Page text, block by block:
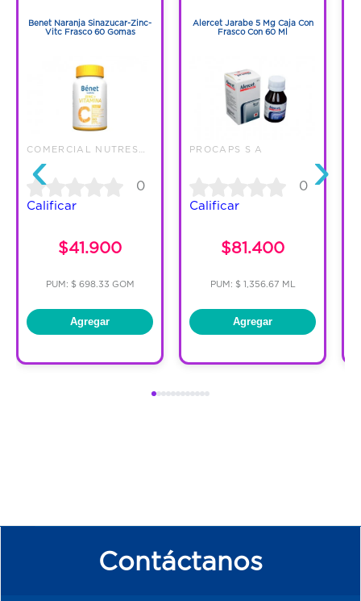
‹
Benet Naranja Sinazucar-Zinc-
Vitc Frasco 60 Gomas
0
Calificar
$41.900
PUM: $ 698.33 GOM
Agregar
Alercet Jarabe 5 Mg Caja Con
Frasco Con 60 Ml
PROCAPS S A
0
Calificar
$81.400
PUM: $ 1,356.67 ML
Agregar
›
Contáctanos